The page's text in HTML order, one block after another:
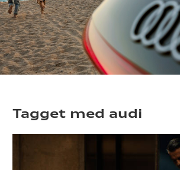
Tagget med audi